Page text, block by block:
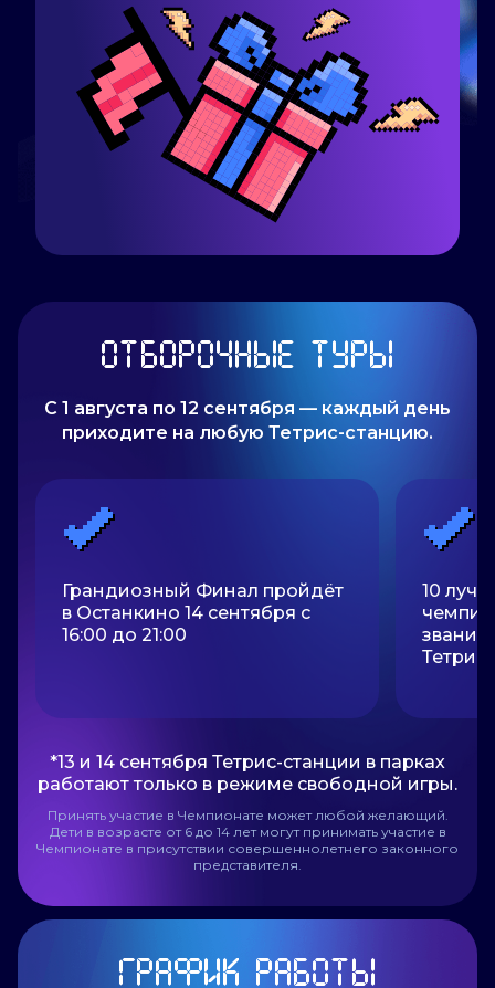
ОТБОРОЧНЫЕ ТУРЫ
С 1 августа по 12 сентября — каждый день
приходите на любую Тетрис-станцию.
Грандиозный Финал пройдёт
в Останкино 14 сентября с
16:00 до 21:00
10
Тетрису
*13 и 14 сентября Тетрис-станции в парках
работают только в режиме свободной игры.
Принять участие в Чемпионате может любой желающий.
Дети в возрасте от 6 до 14 лет могут принимать участие в
Чемпионате в присутствии совершеннолетнего законного
представителя.
ГРАФИК РАБОТЫ